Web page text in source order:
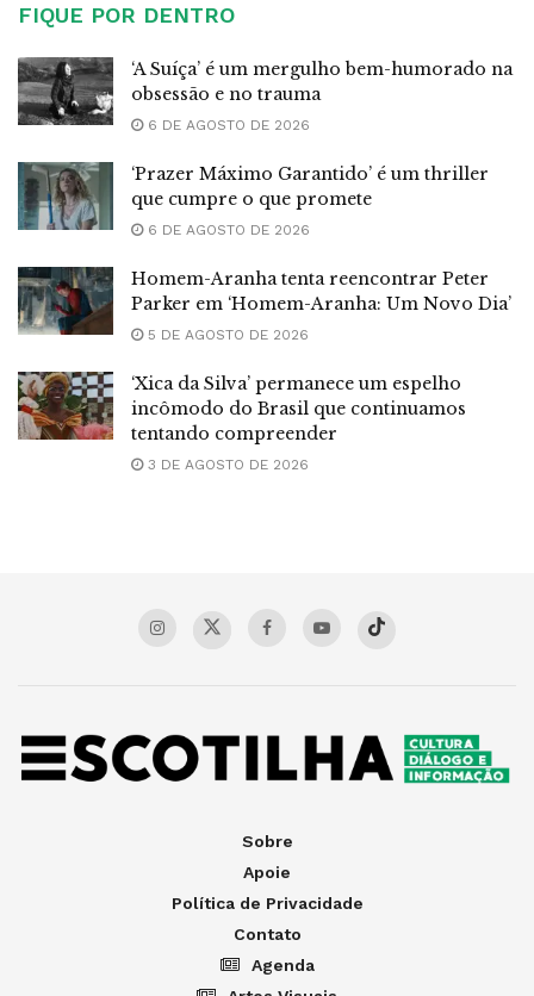
FIQUE POR DENTRO
‘A Suíça’ é um mergulho bem-humorado na
obsessão e no trauma
6 DE AGOSTO DE 2026
‘Prazer Máximo Garantido’ é um thriller
que cumpre o que promete
6 DE AGOSTO DE 2026
Homem-Aranha tenta reencontrar Peter
Parker em ‘Homem-Aranha: Um Novo Dia’
5 DE AGOSTO DE 2026
‘Xica da Silva’ permanece um espelho
incômodo do Brasil que continuamos
tentando compreender
3 DE AGOSTO DE 2026
Sobre
Apoie
Política de Privacidade
Contato
Agenda